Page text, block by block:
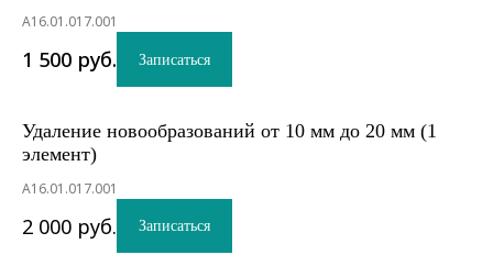
A16.01.017.001
1 500 руб. Записаться
Удаление новообразований от 10 мм до 20 мм (1
элемент)
A16.01.017.001
2 000 руб. Записаться